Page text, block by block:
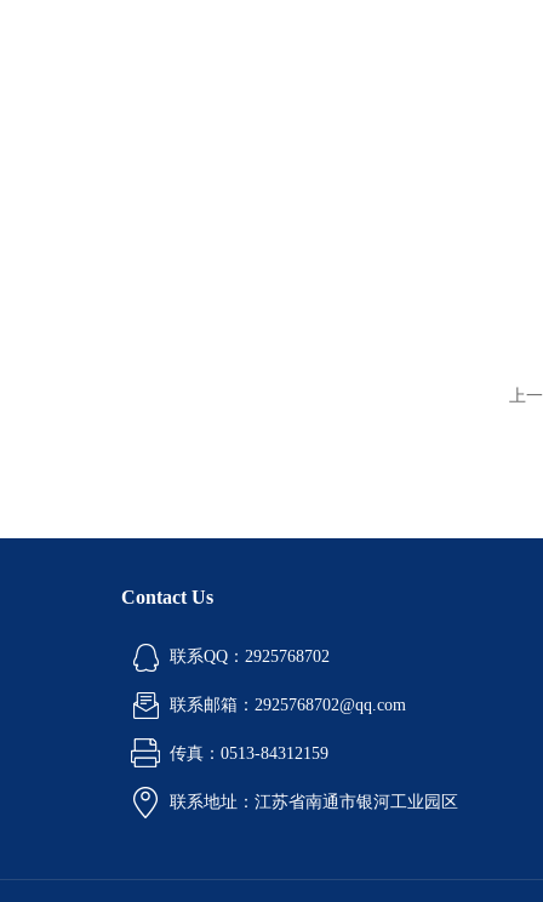
上
Contact Us
联系QQ：2925768702
联系邮箱：2925768702@qq.com
传真：0513-84312159
联系地址：江苏省南通市银河工业园区